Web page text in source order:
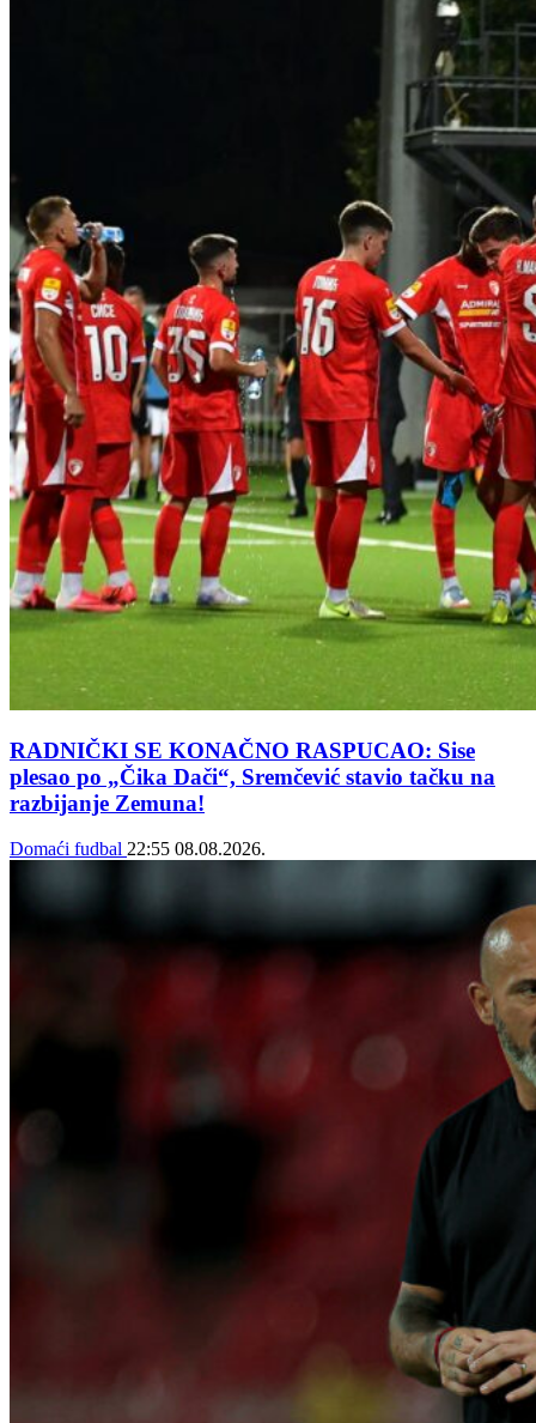
RADNIČKI SE KONAČNO RASPUCAO: Sise
plesao po „Čika Dači“, Sremčević stavio tačku na
razbijanje Zemuna!
Domaći fudbal 22:55 08.08.2026.